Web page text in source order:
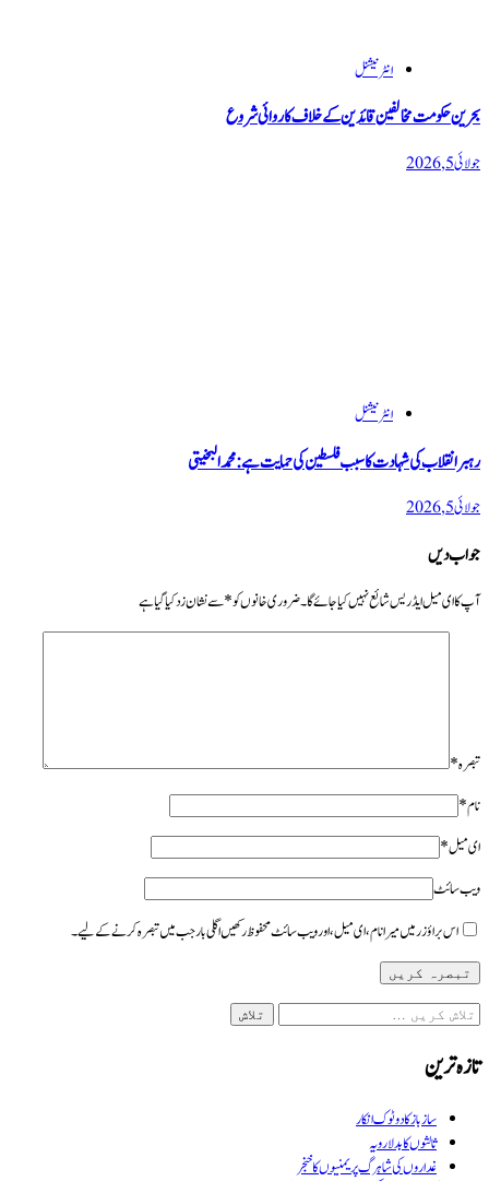
انٹرنیشنل
بحرین حکومت مخالفین قائدین کے خلاف کاروائی شروع
جولائی 5, 2026
انٹرنیشنل
رہبر انقلاب کی شہادت کا سبب فلسطین کی حمایت ہے : محمد البخیتی
جولائی 5, 2026
جواب دیں
آپ کا ای میل ایڈریس شائع نہیں کیا جائے گا۔ضروری خانوں کو*سے نشان زد کیا گیا ہے
تبصرہ*
نام*
ای میل*
ویب‌ سائٹ
اس براؤزر میں میرا نام، ای میل، اور ویب سائٹ محفوظ رکھیں اگلی بار جب میں تبصرہ کرنے کےلیے۔
تازہ ترین
سازباز کا دوٹوک انکار
ثالثوں کا بدلا رویہ
غداروں کی شاہرگ پر یمنیوں کا خنجر